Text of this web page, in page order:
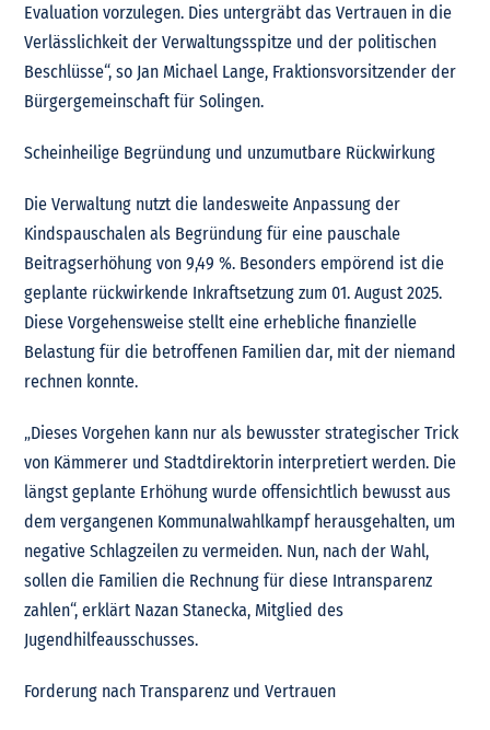
Evaluation vorzulegen. Dies untergräbt das Vertrauen in die
Verlässlichkeit der Verwaltungsspitze und der politischen
Beschlüsse“, so Jan Michael Lange, Fraktionsvorsitzender der
Bürgergemeinschaft für Solingen.
Scheinheilige Begründung und unzumutbare Rückwirkung
Die Verwaltung nutzt die landesweite Anpassung der
Kindspauschalen als Begründung für eine pauschale
Beitragserhöhung von 9,49 %. Besonders empörend ist die
geplante rückwirkende Inkraftsetzung zum 01. August 2025.
Diese Vorgehensweise stellt eine erhebliche finanzielle
Belastung für die betroffenen Familien dar, mit der niemand
rechnen konnte.
„Dieses Vorgehen kann nur als bewusster strategischer Trick
von Kämmerer und Stadtdirektorin interpretiert werden. Die
längst geplante Erhöhung wurde offensichtlich bewusst aus
dem vergangenen Kommunalwahlkampf herausgehalten, um
negative Schlagzeilen zu vermeiden. Nun, nach der Wahl,
sollen die Familien die Rechnung für diese Intransparenz
zahlen“, erklärt Nazan Stanecka, Mitglied des
Jugendhilfeausschusses.
Forderung nach Transparenz und Vertrauen